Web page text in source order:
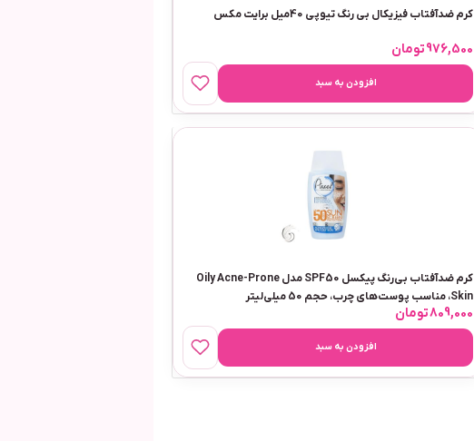
کرم ضدآفتاب فیزیکال بی رنگ تیوپی 40میل برایت مکس
976,500تومان
افزودن به سبد
کرم ضدآفتاب بی‌رنگ پیکسل SPF50 مدل Oily Acne-Prone
Skin، مناسب پوست‌های چرب، حجم 50 میلی‌لیتر
809,000تومان
افزودن به سبد